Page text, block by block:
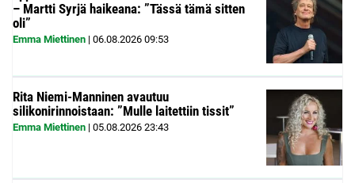
– Martti Syrjä haikeana: ”Tässä tämä sitten
oli”
Emma Miettinen | 06.08.2026 09:53
Rita Niemi-Manninen avautuu
silikonirinnoistaan: ”Mulle laitettiin tissit”
Emma Miettinen | 05.08.2026 23:43